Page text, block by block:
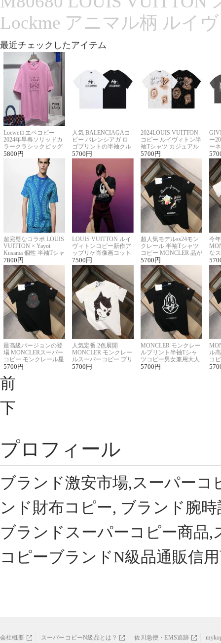
Lockme アニマル柄 ルイ
最近チェックしたアイテム
Loeweロエベコピー
2024年早春ソリッドカ
ラークラシックビッグ
ロゴ刺繍Tシャツ
5800 円
人気 BALENCIAGAコ
ピー バレンシアガ ロ
ゴプリントの半袖クル
ーネックTシャツ
5700 円
2024LOUIS VUITTON
コピー ルイヴィトン半
袖Tシャツ カジュアル
に馴染む 2色展開
5700 円
ー
ー
ー
超完璧なコラボ LOUIS
VUITTON × Yayoi
Kusama 個性 半袖Tシャ
ツコピー男女兼用
7800 円
LOUIS VUITTON ルイ
ヴィトンコピー新作ア
ップリケ肖像画コット
ンニット半袖Tシャツ
7500 円
超人気モデルss24モン
クレール 半袖Tシャツ
コピー MONCLER 品が
良く見た目
5700 円
今
な
ル
最高級バージョンの登
場 MONCLERスーパー
コピー モンクレール星
座半袖Tシャツ
5700 円
人気定番 2色展開
MONCLER モンクレー
ルスーパーコピー プリ
ント半袖Tシャツ
5700 円
MONCLER モンクレー
ルプリント半袖Tシャ
ツコピー男女兼用大人
可愛い春夏コーデ
5700 円
ル
コ
ィ
前
下
プロフィール
ブランド激安市場,スーパー
ンド財布コピー, ブランド腕
ブランドスーパーコピー商品
コピーブランドN級品通販信
会社概要 スーパーコピーN級品とは？ 佐川急便・EMS追跡